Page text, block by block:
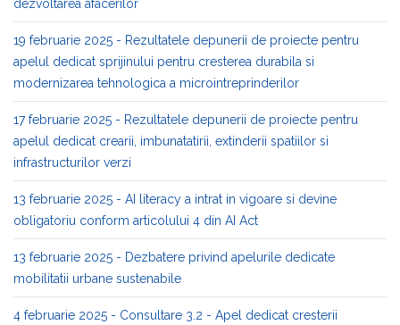
dezvoltarea afacerilor
19 februarie 2025 - Rezultatele depunerii de proiecte pentru
apelul dedicat sprijinului pentru cresterea durabila si
modernizarea tehnologica a microintreprinderilor
17 februarie 2025 - Rezultatele depunerii de proiecte pentru
apelul dedicat crearii, imbunatatirii, extinderii spatiilor si
infrastructurilor verzi
13 februarie 2025 - AI literacy a intrat in vigoare si devine
obligatoriu conform articolului 4 din AI Act
13 februarie 2025 - Dezbatere privind apelurile dedicate
mobilitatii urbane sustenabile
4 februarie 2025 - Consultare 3.2 - Apel dedicat cresterii